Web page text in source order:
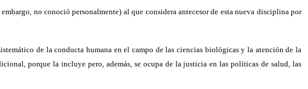
no conoció personalmente) al que considera antecesor de esta nueva disciplina por
de la conducta humana en el campo de las ciencias biológicas y la atención de la
porque la incluye pero, además, se ocupa de la justicia en las políticas de salud, las